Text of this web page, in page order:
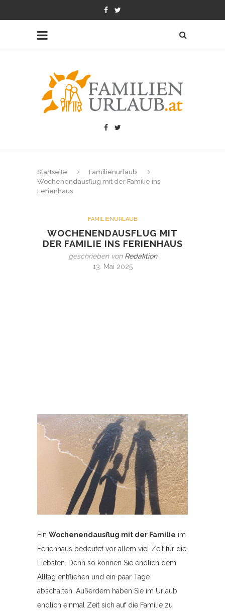
Startseite
Familienurlaub
Wochenendausflug mit der Familie ins
Ferienhaus
FAMILIENURLAUB
WOCHENENDAUSFLUG MIT
DER FAMILIE INS FERIENHAUS
geschrieben von Redaktion
13. Mai 2025
Ein Wochenendausflug mit der Familie im
Ferienhaus bedeutet vor allem viel Zeit für die
Liebsten. Denn so können Sie endlich dem
Alltag entfliehen und ein paar Tage
abschalten. Außerdem haben Sie im Urlaub
endlich einmal Zeit sich auf die Familie zu